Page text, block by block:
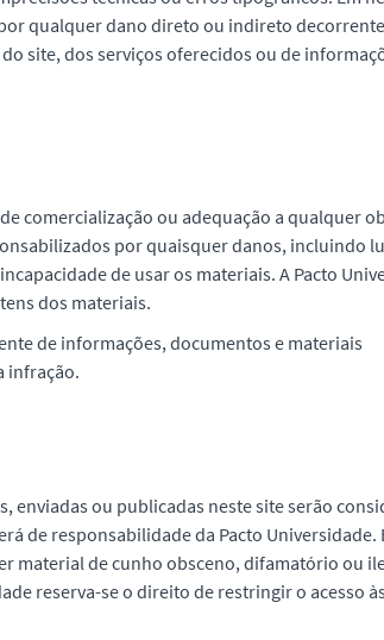
qualquer dano direto ou indireto
site, dos serviços oferecidos ou de
comercialização ou adequação a qualquer
por quaisquer danos, incluindo
de usar os materiais. A Pacto
dos materiais.
de informações, documentos e materiais
infração.
ou publicadas neste site serão
de responsabilidade da Pacto Universidade.
material de cunho obsceno, difamatório ou
reserva-se o direito de restringir o acesso às